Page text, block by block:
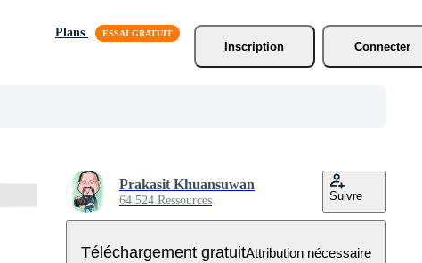
Plans
Inscription
Connecter
Prakasit Khuansuwan
64 524 Ressources Suivre
Téléchargement gratuitAttribution nécessaire